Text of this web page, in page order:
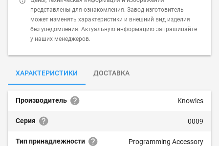
представлены для ознакомления. Завод-изготовитель
может изменять характеристики и внешний вид изделия
без уведомления. Актуальную информацию запрашивайте
у наших менеджеров.
ХАРАКТЕРИСТИКИ ДОСТАВКА
Производитель Knowles
Серия 0009
Тип принадлежности Programming Accessory